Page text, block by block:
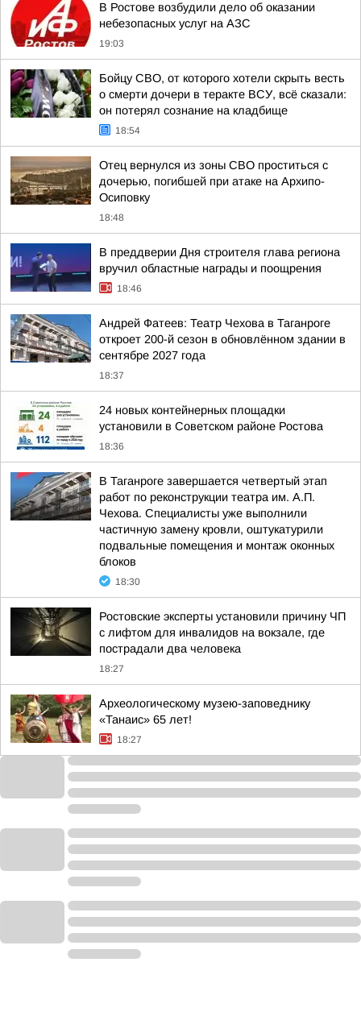
В Ростове возбудили дело об оказании
небезопасных услуг на АЗС
19:03
Бойцу СВО, от которого хотели скрыть весть
о смерти дочери в теракте ВСУ, всё сказали:
он потерял сознание на кладбище
18:54
Отец вернулся из зоны СВО проститься с
дочерью, погибшей при атаке на Архипо-
Осиповку
18:48
В преддверии Дня строителя глава региона
вручил областные награды и поощрения
18:46
Андрей Фатеев: Театр Чехова в Таганроге
откроет 200-й сезон в обновлённом здании в
сентябре 2027 года
18:37
24 новых контейнерных площадки
установили в Советском районе Ростова
18:36
В Таганроге завершается четвертый этап
работ по реконструкции театра им. А.П.
Чехова. Специалисты уже выполнили
частичную замену кровли, оштукатурили
подвальные помещения и монтаж оконных
блоков
18:30
Ростовские эксперты установили причину ЧП
с лифтом для инвалидов на вокзале, где
пострадали два человека
18:27
Археологическому музею-заповеднику
«Танаис» 65 лет!
18:27